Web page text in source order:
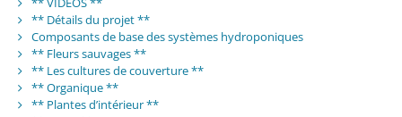
** Détails du projet **
Composants de base des systèmes hydroponiques
** Fleurs sauvages **
** Les cultures de couverture **
** Organique **
** Plantes d’intérieur **